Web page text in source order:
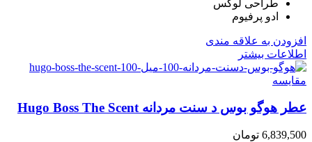
طراحی لوکس
ادو پرفیوم
افزودن به علاقه مندی
اطلاعات بیشتر
مقایسه
عطر هوگو بوس د سنت مردانه Hugo Boss The Scent
6,839,500 تومان